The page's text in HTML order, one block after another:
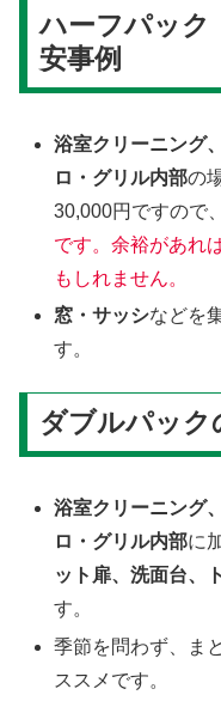
ハーフパック
安事例
浴室クリーニング
ロ・グリル内部の
30,000円ですので
です。余裕があれ
もしれません。
窓・サッシなどを
す。
ダブルパック
浴室クリーニング
ロ・グリル内部に
ット扉、洗面台、
す。
季節を問わず、ま
ススメです。